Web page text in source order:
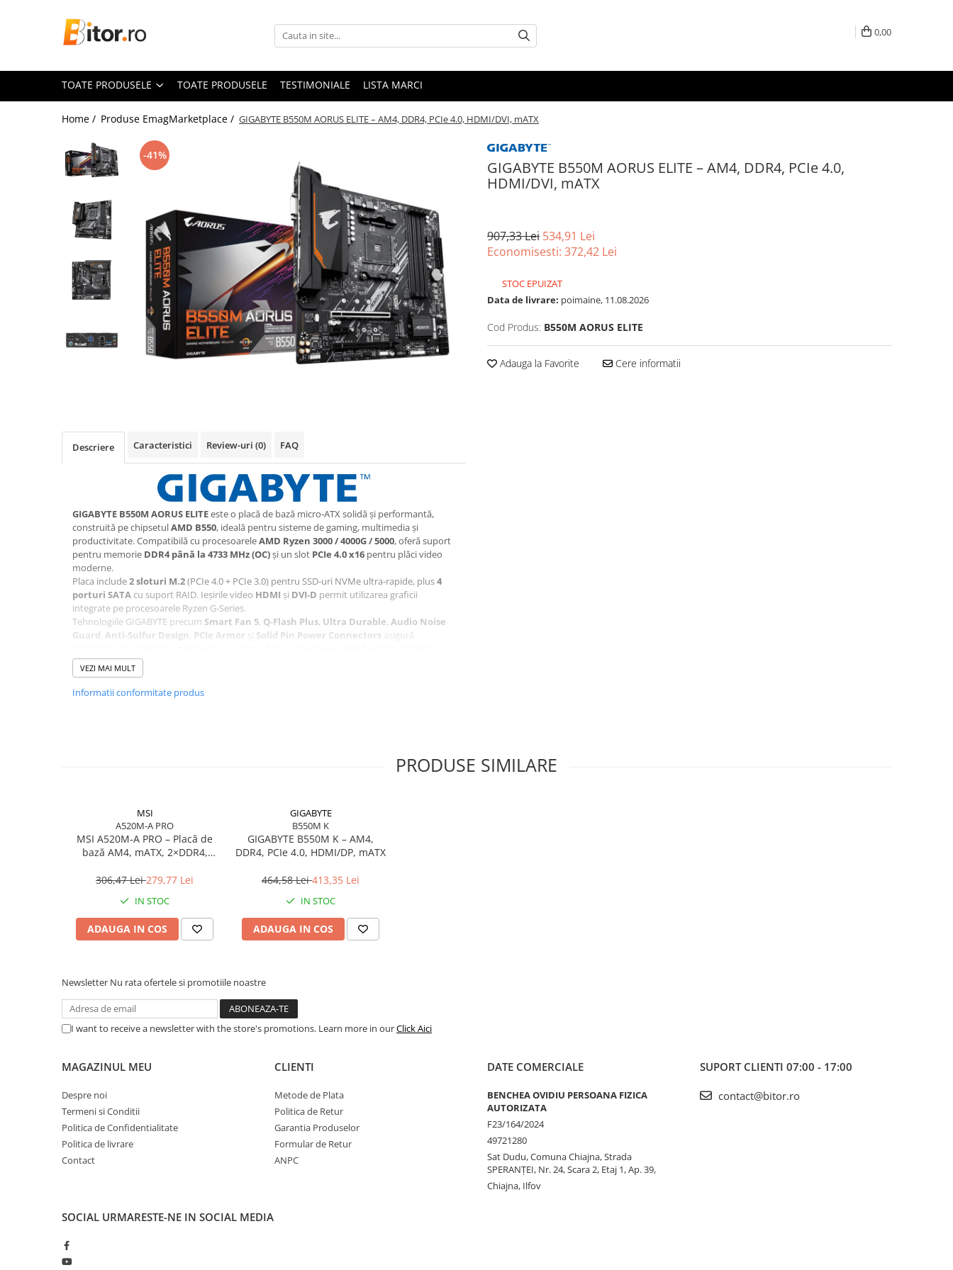
Toate Produsele
Laptop-uri Gaming
Laptop-uri Workstation
Laptop-uri Business
Sistem barebone
Imprimante, Scannere,
Accesorii Imprimante & Scannere
Consumabile & Filamente 3D
Accesorii imprimante, scannere
Accesorii imprimante - altele
Consumabile - cerneală
Cerneală & Cap de Printare
TV, Audio-Video & Multimedia
Monitoare Gaming & Consumer
Accesorii Audio-Video
Cabluri & Adaptoare Audio-Video
Suporturi TV Birou
Suporturi TV Perete
Boxe PC & Soundbar
Boxe Wireless & Portabile
Camere Foto & Sisteme Optice
Caști & Microfoane
Display & signage
Ecrane Digital Signage
Ecrane Touchscreen Digital Signage
0,00
TOATE PRODUSELE TOATE PRODUSELE TESTIMONIALE LISTA MARCI
Home / Produse EmagMarketplace / GIGABYTE B550M AORUS ELITE – AM4, DDR4, PCIe 4.0, HDMI/DVI, mATX
GIGABYTE B550M AORUS ELITE – AM4, DDR4, PCIe 4.0,
HDMI/DVI, mATX
-41%
907,33 Lei 534,91 Lei
Economisesti: 372,42 Lei
STOC EPUIZAT
Data de livrare: poimaine, 11.08.2026
Cod Produs: B550M AORUS ELITE
Adauga la Favorite Cere informatii
Descriere Caracteristici Review-uri (0) FAQ
GIGABYTE B550M AORUS ELITEeste o placă de bază micro‑ATX solidă și performantă,
construită pe chipsetulAMD B550, ideală pentru sisteme de gaming, multimedia și
productivitate. Compatibilă cu procesoareleAMD Ryzen 3000 / 4000G / 5000, oferă suport
pentru memorie DDR4 până la 4733 MHz (OC)și un slot PCIe 4.0 x16 pentru plăci video
moderne.
Placa include2 sloturi M.2(PCIe 4.0 + PCIe 3.0) pentru SSD‑uri NVMe ultra‑rapide, plus4
porturi SATAcu suport RAID. Ieșirile video HDMI și DVI‑D permit utilizarea graficii
integrate pe procesoarele Ryzen G‑Series.
Tehnologiile GIGABYTE precum Smart Fan 5, Q‑Flash Plus, Ultra Durable, Audio Noise
Guard Anti‑Sulfur Design PCIe Armor și Solid Pin Power Connectors asigură
compacte, eficiente și orientate spre gaming.
VEZI MAI MULT
Informatii conformitate produs
PRODUSE SIMILARE
MSI
A520M-A PRO
MSI A520M‑A PRO – Placă de
bază AM4, mATX, 2×DDR4,
306,47 Lei279,77 Lei
IN STOC
ADAUGA IN COS
GIGABYTE
B550M K
GIGABYTE B550M K – AM4,
DDR4, PCIe 4.0, HDMI/DP, mATX
464,58 Lei413,35 Lei
IN STOC
ADAUGA IN COS
Newsletter Nu rata ofertele si promotiile noastre
I want to receive a newsletter with the store's promotions. Learn more in ourClick Aici
MAGAZINUL MEU
Despre noi
Termeni si Conditii
Politica de Confidentialitate
Politica de livrare
Contact
CLIENTI
Metode de Plata
Politica de Retur
Garantia Produselor
Formular de Retur
ANPC
DATE COMERCIALE
BENCHEA OVIDIU PERSOANA FIZICA
AUTORIZATA
F23/164/2024
49721280
Sat Dudu, Comuna Chiajna, Strada
SPERANŢEI, Nr. 24, Scara 2, Etaj 1, Ap. 39,
Chiajna, Ilfov
SUPORT CLIENTI 07:00 - 17:00
contact@bitor.ro
SOCIAL URMARESTE-NE IN SOCIAL MEDIA